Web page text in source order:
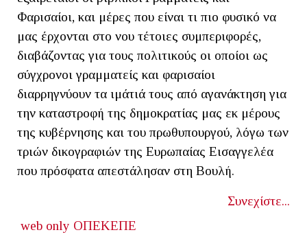
Φαρισαίοι, και μέρες που είναι τι πιο φυσικό να
μας έρχονται στο νου τέτοιες συμπεριφορές,
διαβάζοντας για τους πολιτικούς οι οποίοι ως
σύγχρονοι γραμματείς και φαρισαίοι
διαρρηγνύουν τα ιμάτιά τους από αγανάκτηση για
την καταστροφή της δημοκρατίας μας εκ μέρους
της κυβέρνησης και του πρωθυπουργού, λόγω των
τριών δικογραφιών της Ευρωπαίας Εισαγγελέα
που πρόσφατα απεστάλησαν στη Βουλή.
Συνεχίστε...
web only ΟΠΕΚΕΠΕ